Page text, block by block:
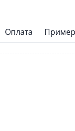
Оплата